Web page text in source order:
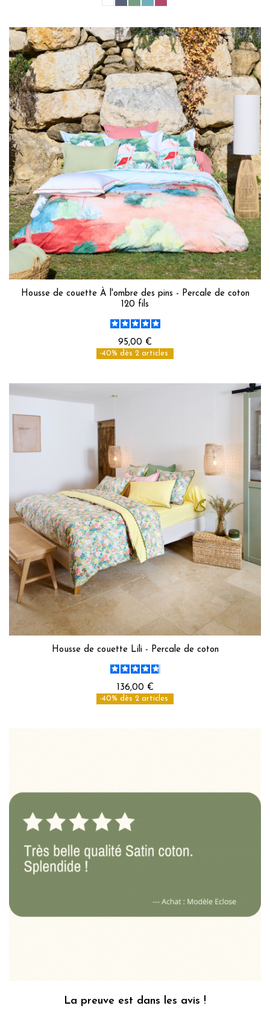
Housse de couette À l'ombre des pins - Percale de coton
120 fils
95,00 €
-40% dès 2 articles
Housse de couette Lili - Percale de coton
136,00 €
-40% dès 2 articles
La preuve est dans les avis !